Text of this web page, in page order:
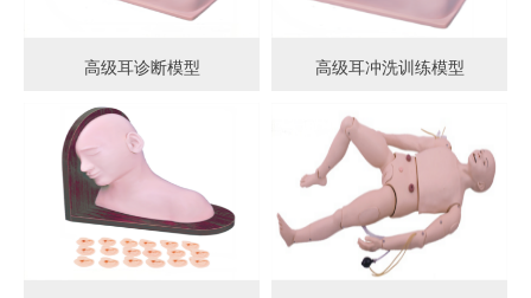
高级耳诊断模型 高级耳冲洗训练模型